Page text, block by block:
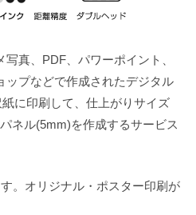
真、PDF、パワーポイント、
ップなどで作成されたデジタル
に印刷して、仕上がりサイズ
ネル(5mm)を作成するサービス
。オリジナル・ポスター印刷が